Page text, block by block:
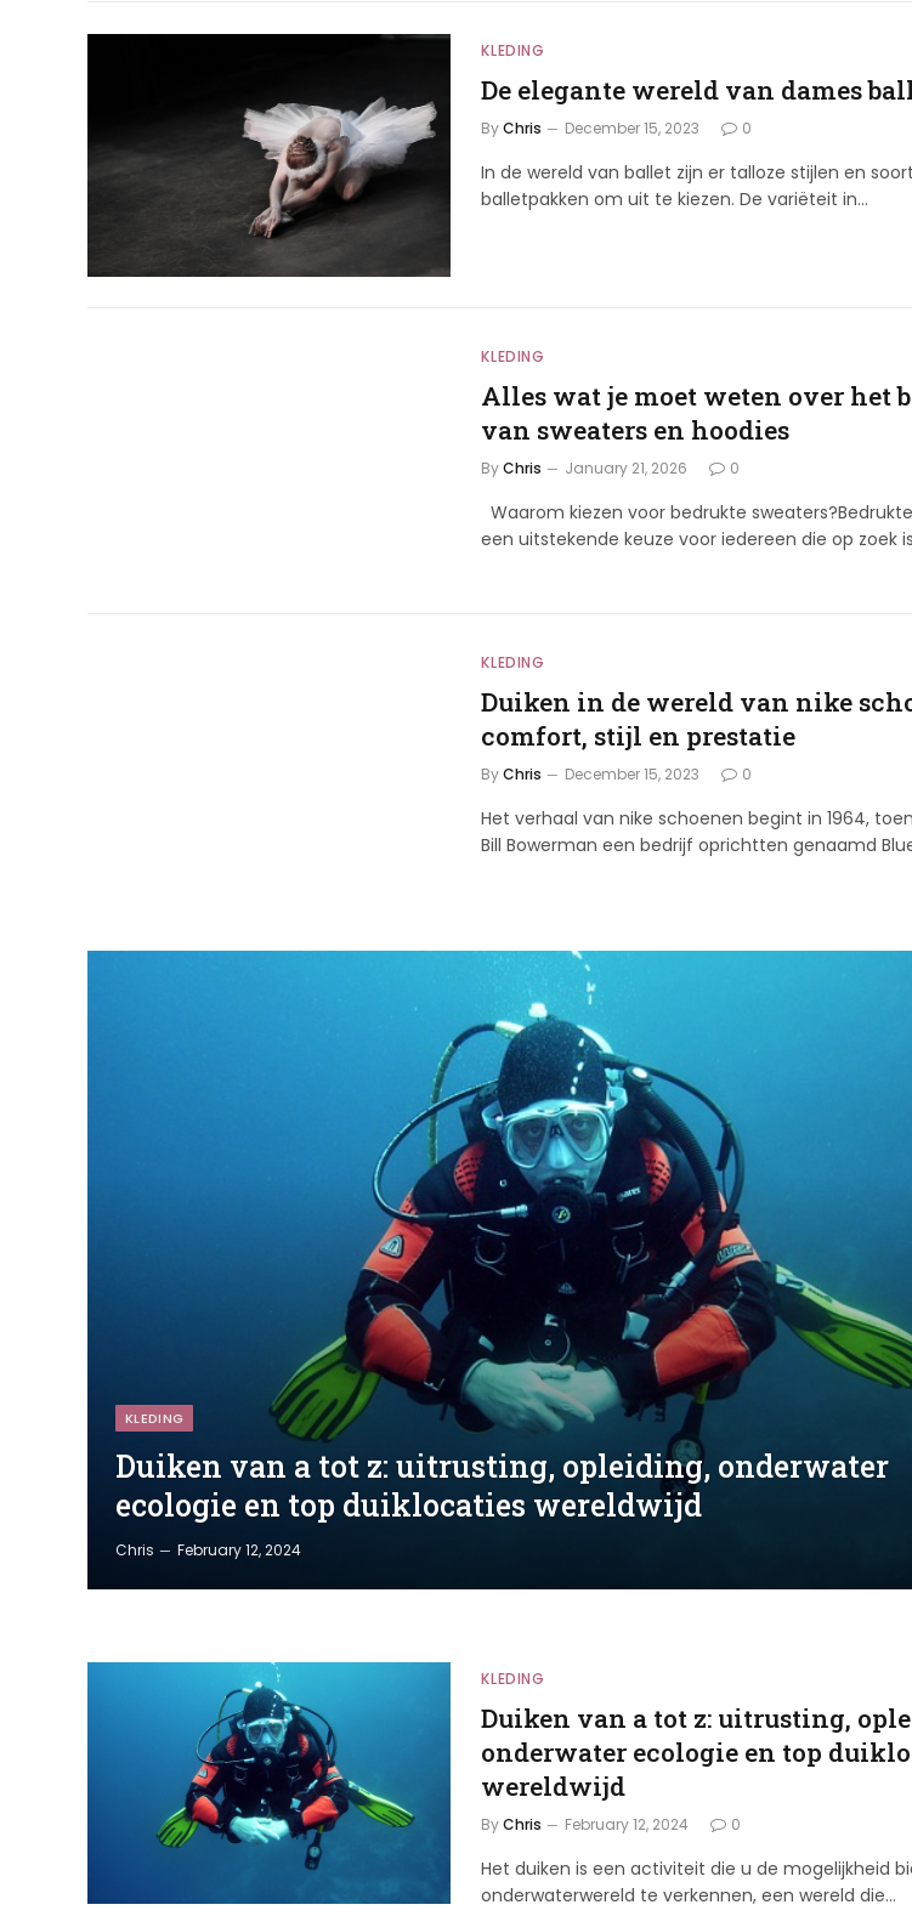
KLEDING
De elegante wereld van dames
By Chris December 15, 2023 0
In de wereld van ballet zijn er talloze stijlen en
balletpakken om uit te kiezen. De variëteit in…
KLEDING
Alles wat je moet weten over het
van sweaters en hoodies
By Chris January 21, 2026 0
Waarom kiezen voor bedrukte
een uitstekende keuze voor iedereen die op zoek
KLEDING
Duiken in de wereld van nike
comfort, stijl en prestatie
By Chris December 15, 2023 0
Het verhaal van nike schoenen begint in 1964,
Bill Bowerman een bedrijf oprichtten genaamd
KLEDING
Duiken van a tot z: uitrusting, opleiding, onderwater
ecologie en top duiklocaties wereldwijd
Chris February 12, 2024
KLEDING
Duiken van a tot z: uitrusting,
onderwater ecologie en top
wereldwijd
By Chris February 12, 2024 0
Het duiken is een activiteit die u de mogelijkheid
onderwaterwereld te verkennen, een wereld die…